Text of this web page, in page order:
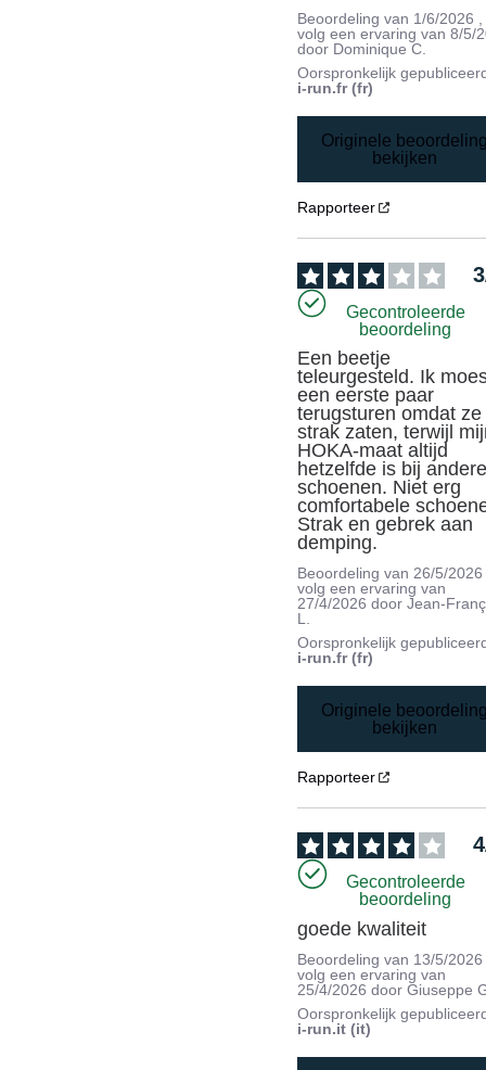
Beoordeling van 1/6/2026
volg een ervaring van8/5/
door Dominique C.
Oorspronkelijk
i-run.fr (fr)
Originele
bekijken
Rapporteer
3
Gecontroleerde
beoordeling
Een beetje
teleurgesteld. Ik
een eerste paar
terugsturen omdat ze
strak zaten, terwijl
HOKA-maat altijd
hetzelfde is bij
schoenen. Niet erg
comfortabele
Strak en gebrek aan
demping.
Beoordeling van26/5/2026
volg een ervaring van
27/4/2026 doorJean-
L.
Oorspronkelijk
i-run.fr (fr)
Originele
bekijken
Rapporteer
4
Gecontroleerde
beoordeling
goede kwaliteit
Beoordeling van 13/5/2026
volg een ervaring van
25/4/2026 doorGiuseppe
Oorspronkelijk
i-run.it (it)